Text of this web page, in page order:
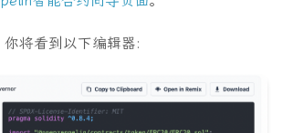
将看到以下编辑器: